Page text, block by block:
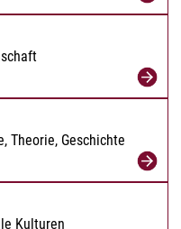
Theorie, Geschichte
Kulturen